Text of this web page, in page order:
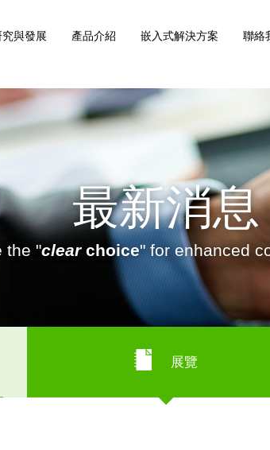
究與發展 產品介紹 嵌入式解決方案 聯絡
最新消息
the "clearchoice" for enhanced
展覽